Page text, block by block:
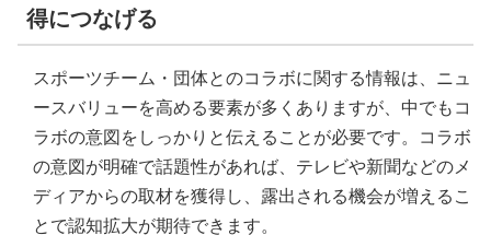
得につなげる
スポーツチーム・団体とのコラボに関する情報は、ニュ
ースバリューを高める要素が多くありますが、中でもコ
ラボの意図をしっかりと伝えることが必要です。コラボ
の意図が明確で話題性があれば、テレビや新聞などのメ
ディアからの取材を獲得し、露出される機会が増えるこ
とで認知拡大が期待できます。